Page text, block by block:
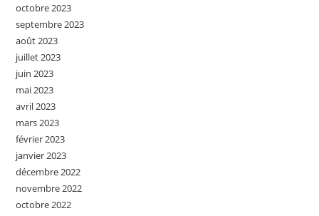
octobre 2023
septembre 2023
août 2023
juillet 2023
juin 2023
mai 2023
avril 2023
mars 2023
février 2023
janvier 2023
décembre 2022
novembre 2022
octobre 2022